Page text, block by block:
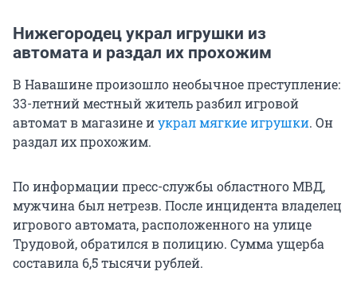
Нижегородец украл игрушки из
автомата и раздал их прохожим
В Навашине произошло необычное преступление:
33-летнийместный житель разбил игровой
автомат в магазине иукрал мягкие игрушки. Он
раздал их прохожим.
По информации пресс-службы областного МВД,
мужчина был нетрезв. После инцидента владелец
игрового автомата, расположенного на улице
Трудовой, обратился в полицию. Сумма ущерба
составила 6,5 тысячи рублей.